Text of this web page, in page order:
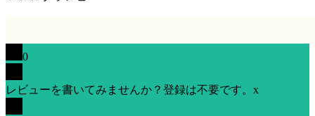
0
レビューを書いてみませんか？登録は不要です。 x